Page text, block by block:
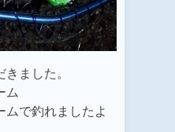
ました。
ム
ムで釣れましたよ